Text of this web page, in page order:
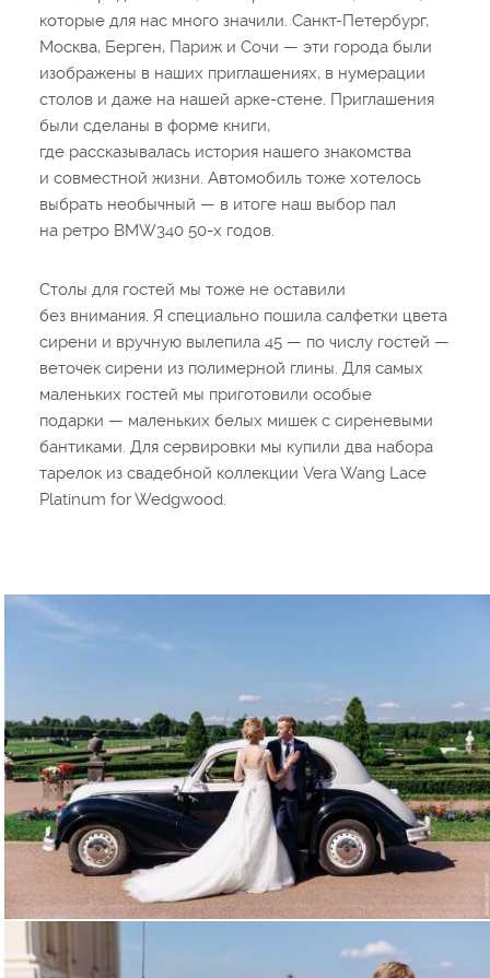
которые для нас много значили. Санкт-Петербург,
Москва, Берген, Париж и Сочи — эти города были
изображены в наших приглашениях, в нумерации
столов и даже на нашей арке-стене. Приглашения
были сделаны в форме книги,
где рассказывалась история нашего знакомства
и совместной жизни. Автомобиль тоже хотелось
выбрать необычный — в итоге наш выбор пал
на ретро BMW340 50-х годов.
Столы для гостей мы тоже не оставили
без внимания. Я специально пошила салфетки цвета
сирени и вручную вылепила 45 — по числу гостей —
веточек сирени из полимерной глины. Для самых
маленьких гостей мы приготовили особые
подарки — маленьких белых мишек с сиреневыми
бантиками. Для сервировки мы купили два набора
тарелок из свадебной коллекции Vera Wang Lace
Platinum for Wedgwood.